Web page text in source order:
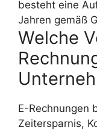
besteht eine
Jahren gemäß
Welche
E-Rechnungen
Zeitersparnis,